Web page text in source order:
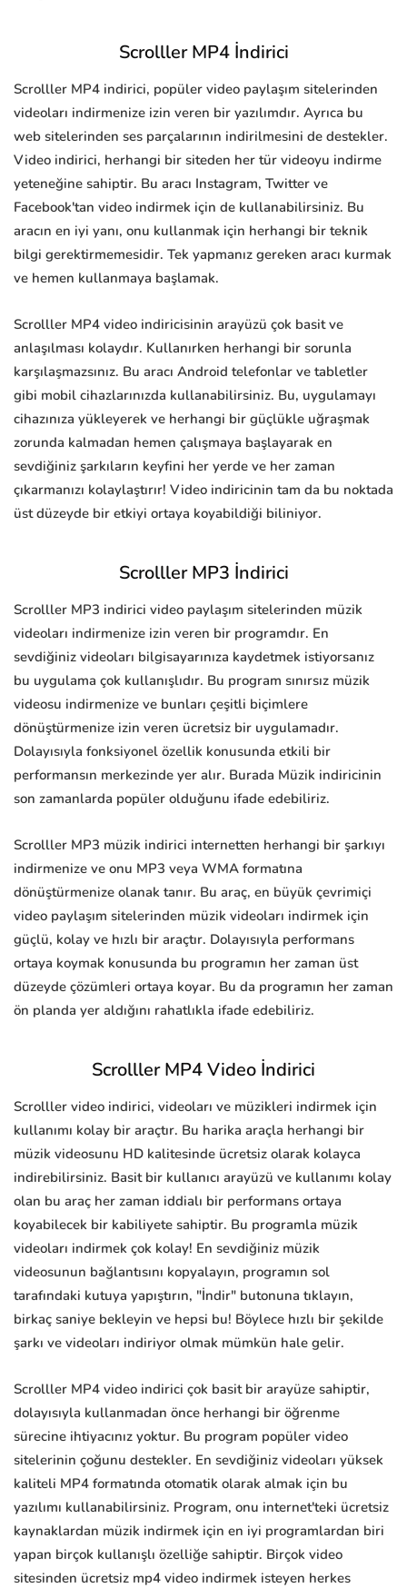
Scrolller MP4 İndirici
Scrolller MP4 indirici, popüler video paylaşım sitelerinden
videoları indirmenize izin veren bir yazılımdır. Ayrıca bu
web sitelerinden ses parçalarının indirilmesini de destekler.
Video indirici, herhangi bir siteden her tür videoyu indirme
yeteneğine sahiptir. Bu aracı Instagram, Twitter ve
Facebook'tan video indirmek için de kullanabilirsiniz. Bu
aracın en iyi yanı, onu kullanmak için herhangi bir teknik
bilgi gerektirmemesidir. Tek yapmanız gereken aracı kurmak
ve hemen kullanmaya başlamak.
Scrolller MP4 video indiricisinin arayüzü çok basit ve
anlaşılması kolaydır. Kullanırken herhangi bir sorunla
karşılaşmazsınız. Bu aracı Android telefonlar ve tabletler
gibi mobil cihazlarınızda kullanabilirsiniz. Bu, uygulamayı
cihazınıza yükleyerek ve herhangi bir güçlükle uğraşmak
zorunda kalmadan hemen çalışmaya başlayarak en
sevdiğiniz şarkıların keyfini her yerde ve her zaman
çıkarmanızı kolaylaştırır! Video indiricinin tam da bu noktada
üst düzeyde bir etkiyi ortaya koyabildiği biliniyor.
Scrolller MP3 İndirici
Scrolller MP3 indirici video paylaşım sitelerinden müzik
videoları indirmenize izin veren bir programdır. En
sevdiğiniz videoları bilgisayarınıza kaydetmek istiyorsanız
bu uygulama çok kullanışlıdır. Bu program sınırsız müzik
videosu indirmenize ve bunları çeşitli biçimlere
dönüştürmenize izin veren ücretsiz bir uygulamadır.
Dolayısıyla fonksiyonel özellik konusunda etkili bir
performansın merkezinde yer alır. Burada Müzik indiricinin
son zamanlarda popüler olduğunu ifade edebiliriz.
Scrolller MP3 müzik indirici internetten herhangi bir şarkıyı
indirmenize ve onu MP3 veya WMA formatına
dönüştürmenize olanak tanır. Bu araç, en büyük çevrimiçi
video paylaşım sitelerinden müzik videoları indirmek için
güçlü, kolay ve hızlı bir araçtır. Dolayısıyla performans
ortaya koymak konusunda bu programın her zaman üst
düzeyde çözümleri ortaya koyar. Bu da programın her zaman
ön planda yer aldığını rahatlıkla ifade edebiliriz.
Scrolller MP4 Video İndirici
Scrolller video indirici, videoları ve müzikleri indirmek için
kullanımı kolay bir araçtır. Bu harika araçla herhangi bir
müzik videosunu HD kalitesinde ücretsiz olarak kolayca
indirebilirsiniz. Basit bir kullanıcı arayüzü ve kullanımı kolay
olan bu araç her zaman iddialı bir performans ortaya
koyabilecek bir kabiliyete sahiptir. Bu programla müzik
videoları indirmek çok kolay! En sevdiğiniz müzik
videosunun bağlantısını kopyalayın, programın sol
tarafındaki kutuya yapıştırın, "İndir" butonuna tıklayın,
birkaç saniye bekleyin ve hepsi bu! Böylece hızlı bir şekilde
şarkı ve videoları indiriyor olmak mümkün hale gelir.
Scrolller MP4 video indirici çok basit bir arayüze sahiptir,
dolayısıyla kullanmadan önce herhangi bir öğrenme
sürecine ihtiyacınız yoktur. Bu program popüler video
sitelerinin çoğunu destekler. En sevdiğiniz videoları yüksek
kaliteli MP4 formatında otomatik olarak almak için bu
yazılımı kullanabilirsiniz. Program, onu internet'teki ücretsiz
kaynaklardan müzik indirmek için en iyi programlardan biri
yapan birçok kullanışlı özelliğe sahiptir. Birçok video
sitesinden ücretsiz mp4 video indirmek isteyen herkes